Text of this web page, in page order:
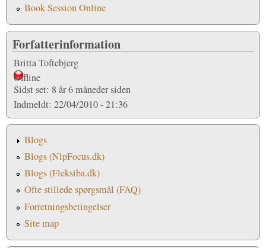
Book Session Online
Forfatterinformation
Britta Toftebjerg
Offline
Sidst set: 8 år 6 måneder siden
Indmeldt: 22/04/2010 - 21:36
Blogs
Blogs (NlpFocus.dk)
Blogs (Fleksiba.dk)
Ofte stillede spørgsmål (FAQ)
Forretningsbetingelser
Site map